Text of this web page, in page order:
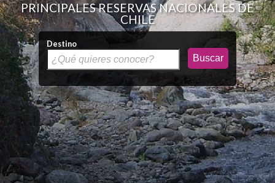
PRINCIPALES RESERVAS NACIONALES DE
CHILE
Destino